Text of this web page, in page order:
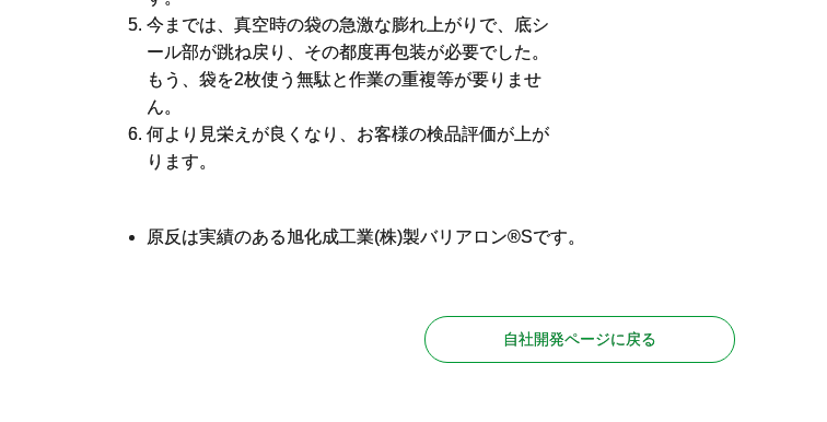
今までは、真空時の袋の急激な膨れ上がりで、底シ
ール部が跳ね戻り、その都度再包装が必要でした。
もう、袋を2枚使う無駄と作業の重複等が要りませ
ん。
何より見栄えが良くなり、お客様の検品評価が上が
ります。
原反は実績のある旭化成工業(株)製バリアロン®Sです。
自社開発ページに戻る